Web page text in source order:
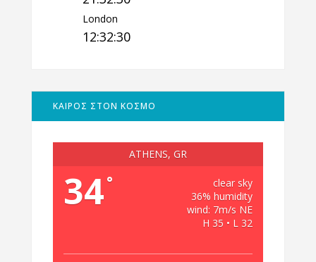
London
12:32:31
ΚΑΙΡΟΣ ΣΤΟΝ ΚΟΣΜΟ
ATHENS, GR
34°
clear sky
36% humidity
wind: 7m/s NE
H 35 • L 32